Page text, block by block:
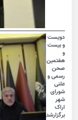
دویست
و بیست
هفتمین
صحن
رسمی و
علنی
شورای
شهر
اراک
برگزارشد